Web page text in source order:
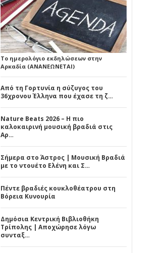
Το ημερολόγιο εκδηλώσεων στην
Αρκαδία (ΑΝΑΝΕΩΝΕΤΑΙ)
Από τη Γορτυνία η σύζυγος του
36χρονου Έλληνα που έχασε τη ζ…
Nature Beats 2026 – Η πιο
καλοκαιρινή μουσική βραδιά στις
Αρ…
Σήμερα στο Άστρος | Μουσική Βραδιά
με το ντουέτο Ελένη και Σ…
Πέντε βραδιές κουκλοθέατρου στη
Βόρεια Κυνουρία
Δημόσια Κεντρική Βιβλιοθήκη
Τρίπολης | Αποχώρησε λόγω
συνταξ…